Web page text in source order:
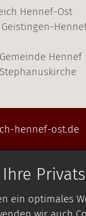
ein optimales
Hennef-Ost
Hennef
hennef-ost.de